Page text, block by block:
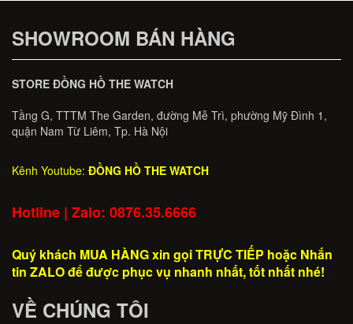
SHOWROOM BÁN HÀNG
STORE ĐỒNG HỒ THE WATCH
Tầng G, TTTM The Garden, đường Mễ Trì, phường Mỹ Đình 1,
quận Nam Từ Liêm, Tp. Hà Nội
Kênh Youtube: ĐỒNG HỒ THE WATCH
Hotline | Zalo: 0876.35.6666
Quý khách MUA HÀNG xin gọi TRỰC TIẾP hoặc Nhắn
tin ZALO để được phục vụ nhanh nhất, tốt nhất nhé!
VỀ CHÚNG TÔI